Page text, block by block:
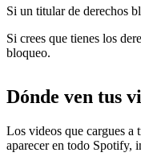
Si un titular de derechos
Si crees que tienes los
bloqueo.
Dónde ven tus
Los videos que cargues a
aparecer en todo Spotify,